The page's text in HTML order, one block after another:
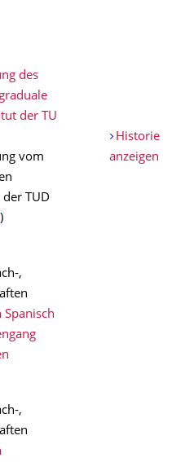
des
der TU
vom
TUD
)
Historie
anzeigen
,
,